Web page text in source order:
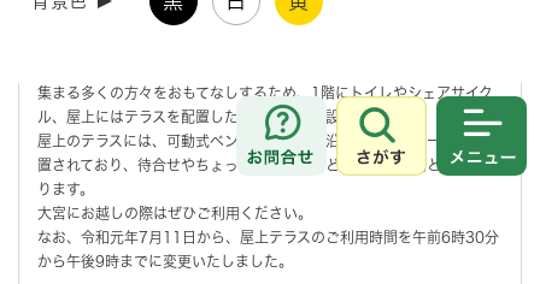
お問合せ
さがす
集まる多くの方々をおもてなしするため、1階にトイレやシェアサイク
ル、屋上にはテラスを配置した小さな複合施設です。
屋上のテラスには、可動式ベンチの他、手摺沿いにカウンターなどが設
置されており、待合せやちょっとした休憩などに最適な空間となってお
ります。
大宮にお越しの際はぜひご利用ください。
なお、令和元年7月11日から、屋上テラスのご利用時間を午前6時30分
から午後9時までに変更いたしました。